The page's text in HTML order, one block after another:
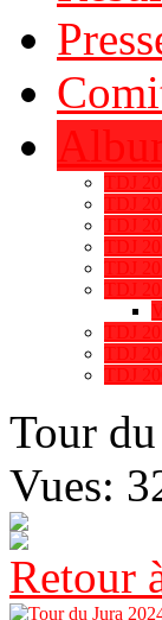
TDJ
TDJ
TDJ
TDJ
TDJ
TDJ
TDJ
TDJ
TDJ
Tour
Vues:
Retour